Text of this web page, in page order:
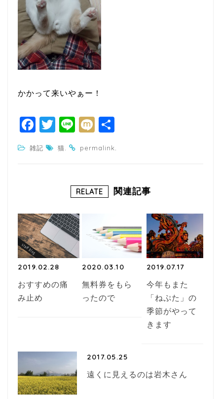
かかって来いやぁー！
F
a
c
o
k
T
w
itt
Li
e
M
ixi
雑記 猫. permalink.
RELATE 関連記事
2019.02.28
おすすめの痛
み止め
2020.03.10
無料券をもら
ったので
2019.07.17
今年もまた
「ねぷた」の
季節がやって
きます
2017.05.25
遠くに見えるのは岩木さん